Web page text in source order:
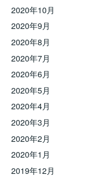
2020年10月
2020年9月
2020年8月
2020年7月
2020年6月
2020年5月
2020年4月
2020年3月
2020年2月
2020年1月
2019年12月